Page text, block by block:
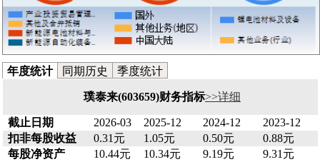
年度统计 同期历史 季度统计
璞泰来(603659)财务指标>>详细
截止日期 2026-03 2025-12 2024-12
2023-12
扣非每股收益
0.31元 1.05元 0.50元
0.88元
每股净资产
10.44元 10.34元 9.19元
9.31元